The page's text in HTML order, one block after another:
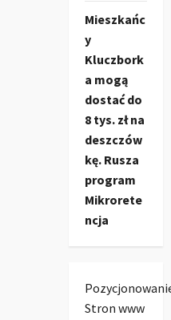
Mieszkańc
y
Kluczbork
a mogą
dostać do
8 tys. zł na
deszczów
kę. Rusza
program
Mikrorete
ncja
Stron www